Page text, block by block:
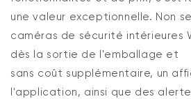
une valeur exceptionnelle. Non
caméras de sécurité intérieures
dès la sortie de l'emballage et
sans coût supplémentaire, un
l'application, ainsi que des